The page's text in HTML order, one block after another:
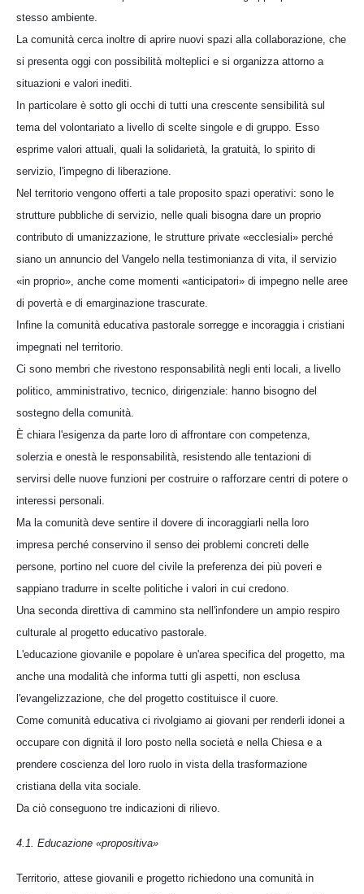
stesso ambiente.
La comunità cerca inoltre di aprire nuovi spazi alla collaborazione, che
si presenta oggi con possibilità molteplici e si organizza attorno a
situazioni e valori inediti.
In particolare è sotto gli occhi di tutti una crescente sensibilità sul
tema del volontariato a livello di scelte singole e di gruppo. Esso
esprime valori attuali, quali la solidarietà, la gratuità, lo spirito di
servizio, l'impegno di liberazione.
Nel territorio vengono offerti a tale proposito spazi operativi: sono le
strutture pubbliche di servizio, nelle quali bisogna dare un proprio
contributo di umanizzazione, le strutture private «ecclesiali» perché
siano un annuncio del Vangelo nella testimonianza di vita, il servizio
«in proprio», anche come momenti «anticipatori» di impegno nelle aree
di povertà e di emarginazione trascurate.
Infine la comunità educativa pastorale sorregge e incoraggia i cristiani
impegnati nel territorio.
Ci sono membri che rivestono responsabilità negli enti locali, a livello
politico, amministrativo, tecnico, dirigenziale: hanno bisogno del
sostegno della comunità.
È chiara l'esigenza da parte loro di affrontare con competenza,
solerzia e onestà le responsabilità, resistendo alle tentazioni di
servirsi delle nuove funzioni per costruire o rafforzare centri di potere o
interessi personali.
Ma la comunità deve sentire il dovere di incoraggiarli nella loro
impresa perché conservino il senso dei problemi concreti delle
persone, portino nel cuore del civile la preferenza dei più poveri e
sappiano tradurre in scelte politiche i valori in cui credono.
Una seconda direttiva di cammino sta nell'infondere un ampio respiro
culturale al progetto educativo pastorale.
L'educazione giovanile e popolare è un'area specifica del progetto, ma
anche una modalità che informa tutti gli aspetti, non esclusa
l'evangelizzazione, che del progetto costituisce il cuore.
Come comunità educativa ci rivolgiamo ai giovani per renderli idonei a
occupare con dignità il loro posto nella società e nella Chiesa e a
prendere coscienza del loro ruolo in vista della trasformazione
cristiana della vita sociale.
Da ciò conseguono tre indicazioni di rilievo.
4.1. Educazione «propositiva»
Territorio, attese giovanili e progetto richiedono una comunità in